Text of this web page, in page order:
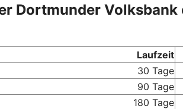
Dortmunder Volksbank
Laufzeit
30 Tage
90 Tage
180 Tage